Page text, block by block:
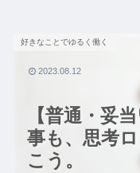
【普通・妥
事も、思考
こう。
好きなことでゆるく働く
2023.08.12